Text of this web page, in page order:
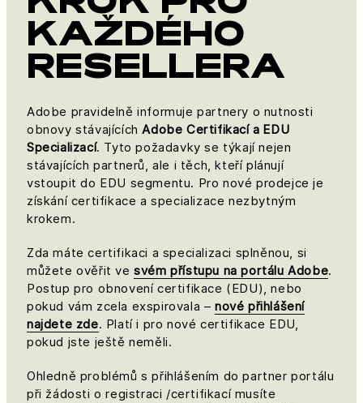
KAŽDÉHO
RESELLERA
Adobe pravidelně informuje partnery o nutnosti
obnovy stávajícíchAdobe Certifikací a EDU
Specializací. Tyto požadavky se týkají nejen
stávajících partnerů, ale i těch, kteří plánují
vstoupit do EDU segmentu. Pro nové prodejce je
získání certifikace a specializace nezbytným
krokem.
Zda máte certifikaci a specializaci splněnou, si
můžete ověřit vesvém přístupu na portálu Adobe.
Postup pro obnovení certifikace (EDU), nebo
pokud vám zcela exspirovala –nové přihlášení
najdete zde. Platí i pro nové certifikace EDU,
pokud jste ještě neměli.
Ohledně problémů s přihlášením do partner portálu
při žádosti o registraci /certifikací musíte